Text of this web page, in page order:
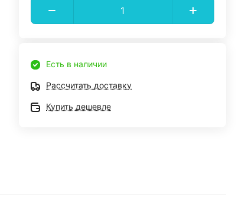
Есть в наличии
Рассчитать доставку
Купить дешевле